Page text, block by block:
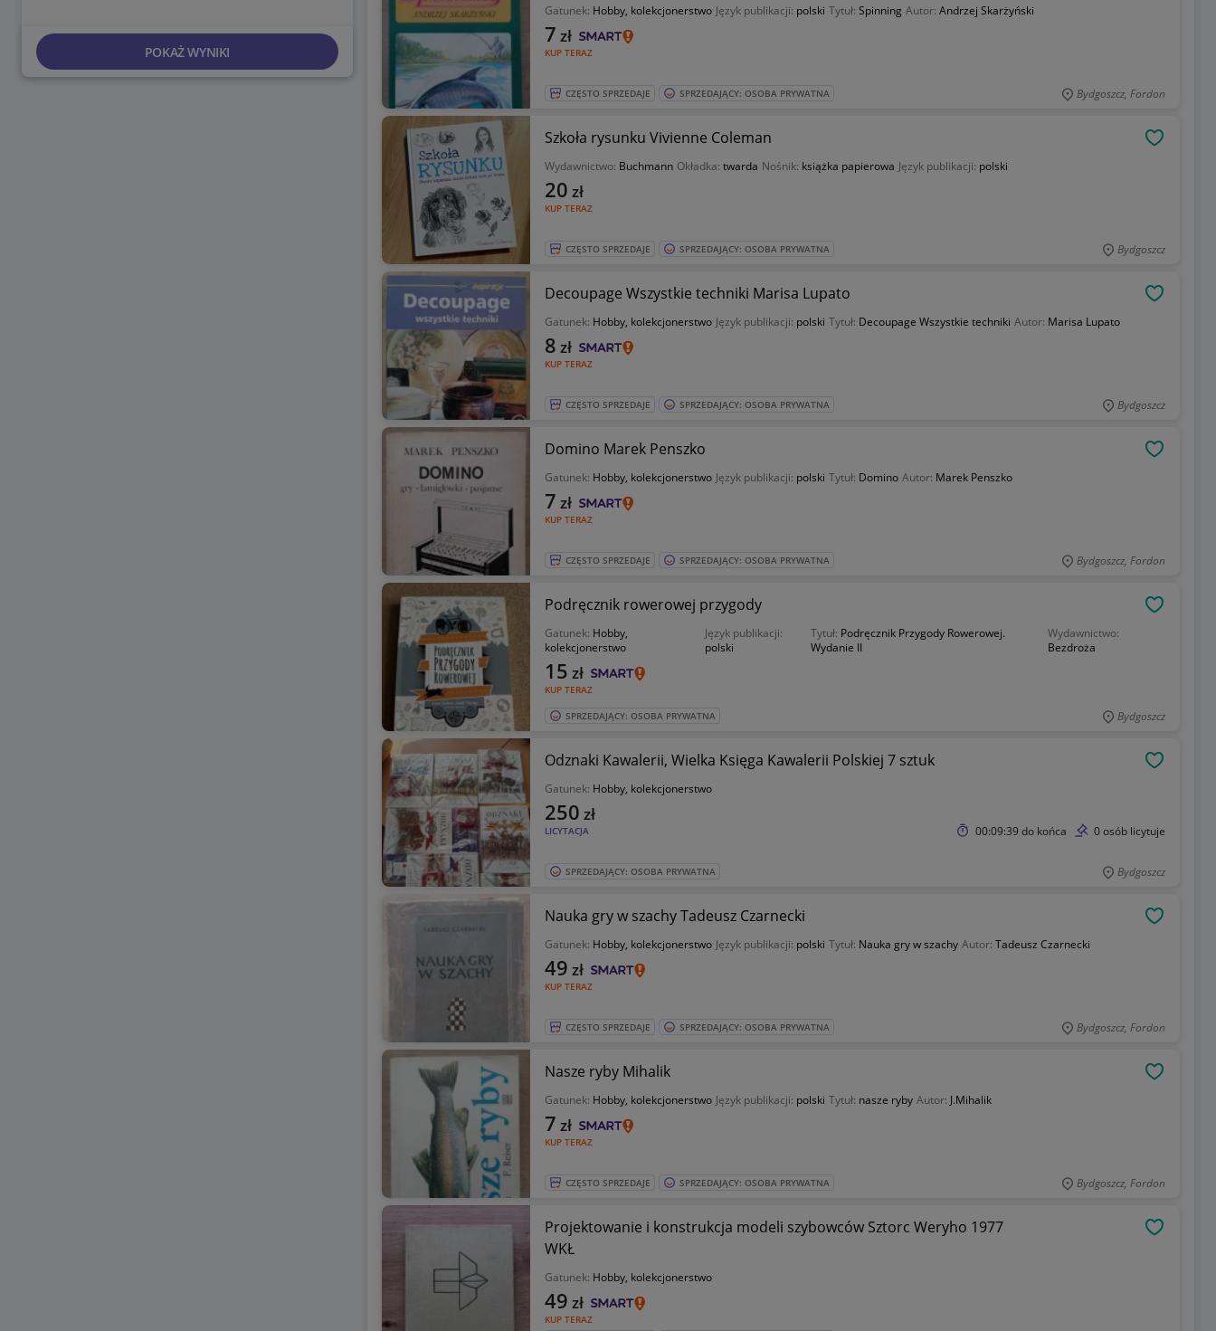
POKAŻ WYNIKI
Gatunek: Hobby, kolekcjonerstwo Język publikacji: polski Tytuł: Spinning Autor: Andrzej Skarżyński
KUP TERAZ
7 zł
CZĘSTO SPRZEDAJE SPRZEDAJĄCY: OSOBA PRYWATNA Bydgoszcz, Fordon
Szkoła rysunku Vivienne Coleman
Wydawnictwo: Buchmann Okładka: twarda Nośnik: książka papierowa Język publikacji: polski
KUP TERAZ
20 zł
CZĘSTO SPRZEDAJE SPRZEDAJĄCY: OSOBA PRYWATNA Bydgoszcz
Decoupage Wszystkie techniki Marisa Lupato
Gatunek: Hobby, kolekcjonerstwo Język publikacji: polski Tytuł: Decoupage Wszystkie techniki Autor: Marisa Lupato
KUP TERAZ
8 zł
CZĘSTO SPRZEDAJE SPRZEDAJĄCY: OSOBA PRYWATNA Bydgoszcz
Domino Marek Penszko
Gatunek: Hobby, kolekcjonerstwo Język publikacji: polski Tytuł: Domino Autor: Marek Penszko
KUP TERAZ
7 zł
CZĘSTO SPRZEDAJE SPRZEDAJĄCY: OSOBA PRYWATNA Bydgoszcz, Fordon
Podręcznik rowerowej przygody
Gatunek: Hobby,
kolekcjonerstwo
Język publikacji:
polski
Tytuł: Podręcznik Przygody Rowerowej.
Wydanie II
Wydawnictwo:
Bezdroża
KUP TERAZ
15 zł
SPRZEDAJĄCY: OSOBA PRYWATNA Bydgoszcz
Odznaki Kawalerii, Wielka Księga Kawalerii Polskiej 7 sztuk
Gatunek: Hobby, kolekcjonerstwo
LICYTACJA
250 zł
00:09:39 do końca 0 osób licytuje
SPRZEDAJĄCY: OSOBA PRYWATNA Bydgoszcz
Nauka gry w szachy Tadeusz Czarnecki
Gatunek: Hobby, kolekcjonerstwo Język publikacji: polski Tytuł: Nauka gry w szachy Autor: Tadeusz Czarnecki
KUP TERAZ
49 zł
CZĘSTO SPRZEDAJE SPRZEDAJĄCY: OSOBA PRYWATNA Bydgoszcz, Fordon
Nasze ryby Mihalik
Gatunek: Hobby, kolekcjonerstwo Język publikacji: polski Tytuł: nasze ryby Autor: J.Mihalik
KUP TERAZ
7 zł
CZĘSTO SPRZEDAJE SPRZEDAJĄCY: OSOBA PRYWATNA Bydgoszcz, Fordon
Projektowanie i konstrukcja modeli szybowców Sztorc Weryho 1977
WKŁ
Gatunek: Hobby, kolekcjonerstwo
KUP TERAZ
49 zł